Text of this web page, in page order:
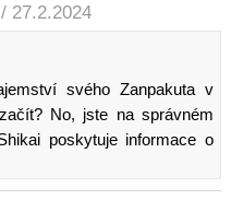
/ 27.2.2024
svého Zanpakuta v
No, jste na správném
poskytuje informace o